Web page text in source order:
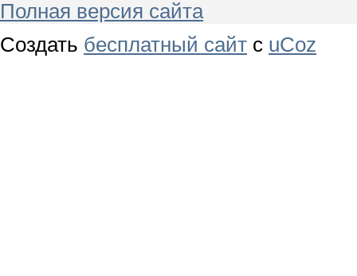
Полная версия сайта
Создать бесплатный сайт с uCoz